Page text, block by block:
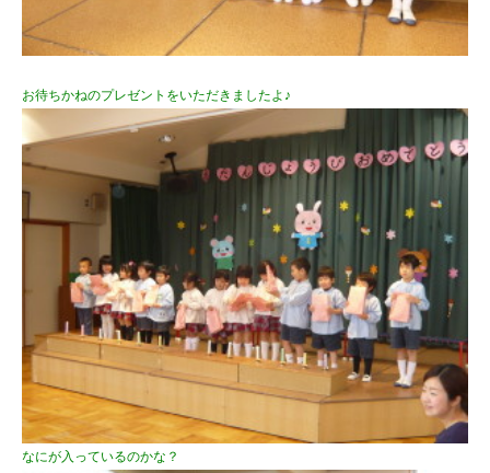
お待ちかねのプレゼントをいただきましたよ♪
なにが入っているのかな？